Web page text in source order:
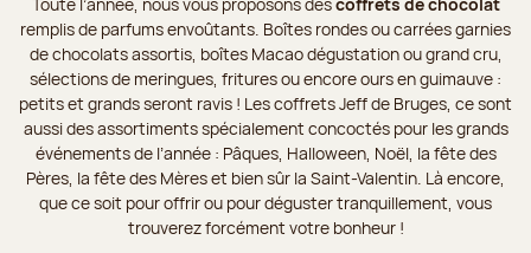
remplis de parfums envoûtants. Boîtes rondes ou carrées garnies
de chocolats assortis, boîtes Macao dégustation ou grand cru,
sélections de meringues, fritures ou encore ours en guimauve :
petits et grands seront ravis ! Les coffrets Jeff de Bruges, ce sont
aussi des assortiments spécialement concoctés pour les grands
événements de l’année : Pâques, Halloween, Noël, la fête des
Pères, la fête des Mères et bien sûr la Saint-Valentin. Là encore,
que ce soit pour offrir ou pour déguster tranquillement, vous
trouverez forcément votre bonheur !